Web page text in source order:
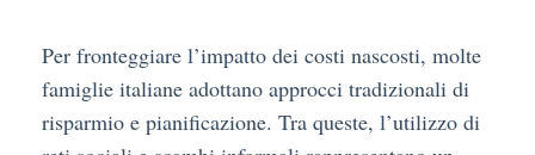
Per fronteggiare l’impatto dei costi nascosti, molte
famiglie italiane adottano approcci tradizionali di
risparmio e pianificazione. Tra queste, l’utilizzo di